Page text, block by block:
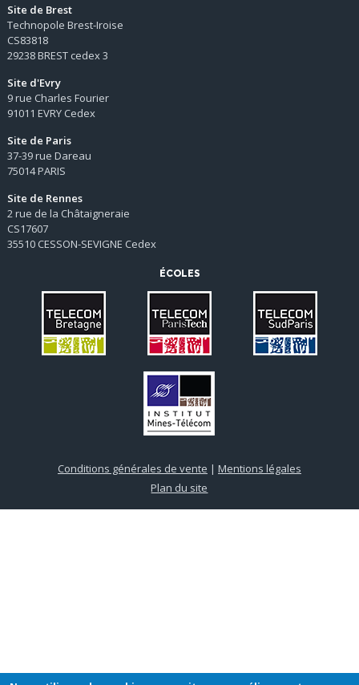
Site de Brest
Technopole Brest-Iroise
CS83818
29238 BREST cedex 3
Site d'Evry
9 rue Charles Fourier
91011 EVRY Cedex
Site de Paris
37-39 rue Dareau
75014 PARIS
Site de Rennes
2 rue de la Châtaigneraie
CS17607
35510 CESSON-SEVIGNE Cedex
ÉCOLES
Conditions générales de vente | Mentions légales
Plan du site